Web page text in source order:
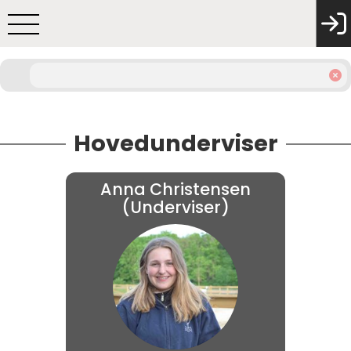
Hovedunderviser
Anna Christensen
(Underviser)